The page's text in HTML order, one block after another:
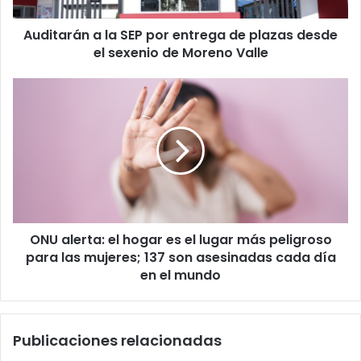
desde
Auditarán a la SEP por entrega de plazas desde
el sexenio de Moreno Valle
peligroso
para
son
cada
ONU alerta: el hogar es el lugar más peligroso
para las mujeres; 137 son asesinadas cada día
en el mundo
Publicaciones relacionadas